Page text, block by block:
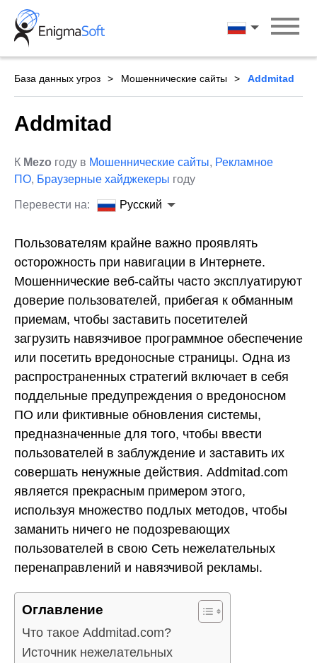
Skip
content
Русский
База данных угроз Мошеннические сайты Addmitad
Addmitad
К Mezo году в Мошеннические сайты, Рекламное
ПО, Браузерные хайджекеры году
Перевести на: Русский
Пользователям крайне важно проявлять
осторожность при навигации в Интернете.
Мошеннические веб-сайты часто эксплуатируют
доверие пользователей, прибегая к обманным
приемам, чтобы заставить посетителей
загрузить навязчивое программное обеспечение
или посетить вредоносные страницы. Одна из
распространенных стратегий включает в себя
поддельные предупреждения о вредоносном
ПО или фиктивные обновления системы,
предназначенные для того, чтобы ввести
пользователей в заблуждение и заставить их
совершать ненужные действия. Addmitad.com
является прекрасным примером этого,
используя множество подлых методов, чтобы
заманить ничего не подозревающих
пользователей в свою Сеть нежелательных
перенаправлений и навязчивой рекламы.
Оглавление
Что такое Addmitad.com?
Источник нежелательных